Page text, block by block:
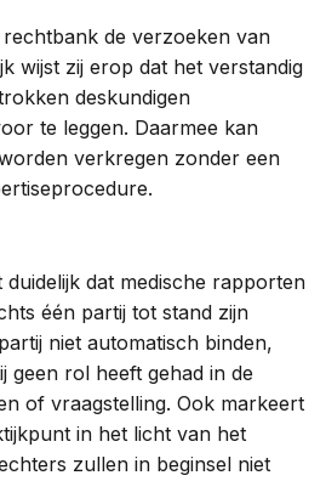
rechtbank de verzoeken van
wijst zij erop dat het verstandig
deskundigen
te leggen. Daarmee kan
verkregen zonder een
dat medische rapporten
één partij tot stand zijn
niet automatisch binden,
geen rol heeft gehad in de
of vraagstelling. Ook markeert
in het licht van het
zullen in beginsel niet